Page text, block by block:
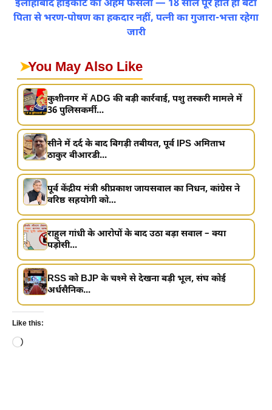
इलाहाबाद हाईकोर्ट का अहम फैसला — 18 साल पूरे होते ही बेटा
पिता से भरण-पोषण का हकदार नहीं, पत्नी का गुजारा-भत्ता रहेगा
जारी
➤You May Also Like
कुशीनगर में ADG की बड़ी कार्रवाई, पशु तस्करी मामले में
36 पुलिसकर्मी...
सीने में दर्द के बाद बिगड़ी तबीयत, पूर्व IPS अमिताभ
ठाकुर बीआरडी...
पूर्व केंद्रीय मंत्री श्रीप्रकाश जायसवाल का निधन, कांग्रेस ने
वरिष्ठ सहयोगी को...
राहुल गांधी के आरोपों के बाद उठा बड़ा सवाल – क्या
पड़ोसी...
RSS को BJP के चश्मे से देखना बड़ी भूल, संघ कोई
अर्धसैनिक...
Like this:
Loading…